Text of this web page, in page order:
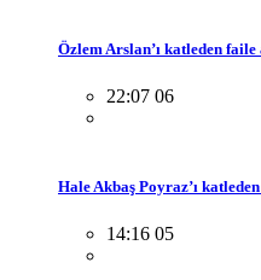
Özlem Arslan’ı katleden faile
22:07 06
Hale Akbaş Poyraz’ı
14:16 05